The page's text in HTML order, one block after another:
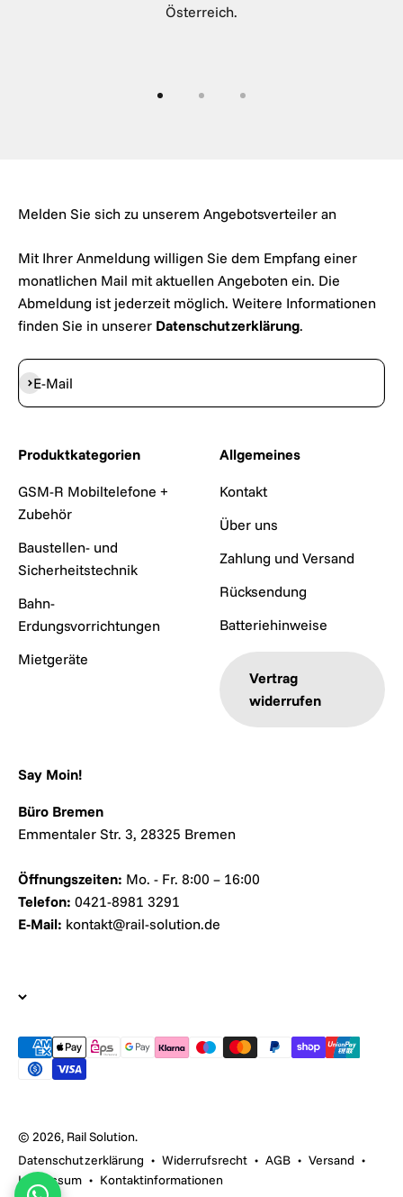
Österreich.
Melden Sie sich zu unserem Angebotsverteiler an
Mit Ihrer Anmeldung willigen Sie dem Empfang einer
monatlichen Mail mit aktuellen Angeboten ein. Die
Abmeldung ist jederzeit möglich. Weitere Informationen
finden Sie in unserer Datenschutzerklärung.
E-Mail
Abonnieren
Produktkategorien
GSM-R Mobiltelefone +
Zubehör
Baustellen- und
Sicherheitstechnik
Bahn-
Erdungsvorrichtungen
Mietgeräte
Allgemeines
Kontakt
Über uns
Zahlung und Versand
Rücksendung
Batteriehinweise
Vertrag
widerrufen
Say Moin!
Büro Bremen
Emmentaler Str. 3, 28325 Bremen
Öffnungszeiten: Mo. - Fr. 8:00 – 16:00
Telefon: 0421-8981 3291
E-Mail: kontakt@rail-solution.de
© 2026, Rail Solution.
Datenschutzerklärung
Widerrufsrecht AGB
Versand
Impressum
Kontaktinformationen